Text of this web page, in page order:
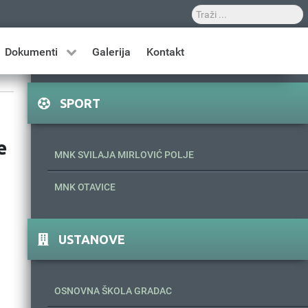
Dokumenti Galerija Kontakt
SPORT
MNK SVILAJA MIRLOVIĆ POLJE
MNK OTAVICE
USTANOVE
OSNOVNA ŠKOLA GRADAC